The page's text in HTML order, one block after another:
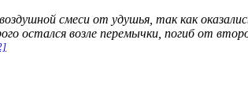
смеси от удушья, так как
остался возле перемычки, погиб от